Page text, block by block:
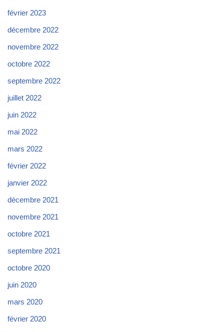
février 2023
décembre 2022
novembre 2022
octobre 2022
septembre 2022
juillet 2022
juin 2022
mai 2022
mars 2022
février 2022
janvier 2022
décembre 2021
novembre 2021
octobre 2021
septembre 2021
octobre 2020
juin 2020
mars 2020
février 2020